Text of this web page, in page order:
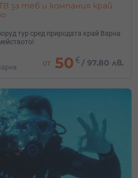
за теб и компания край
тур сред природата край Варна
от 50 € /97.80 лв.